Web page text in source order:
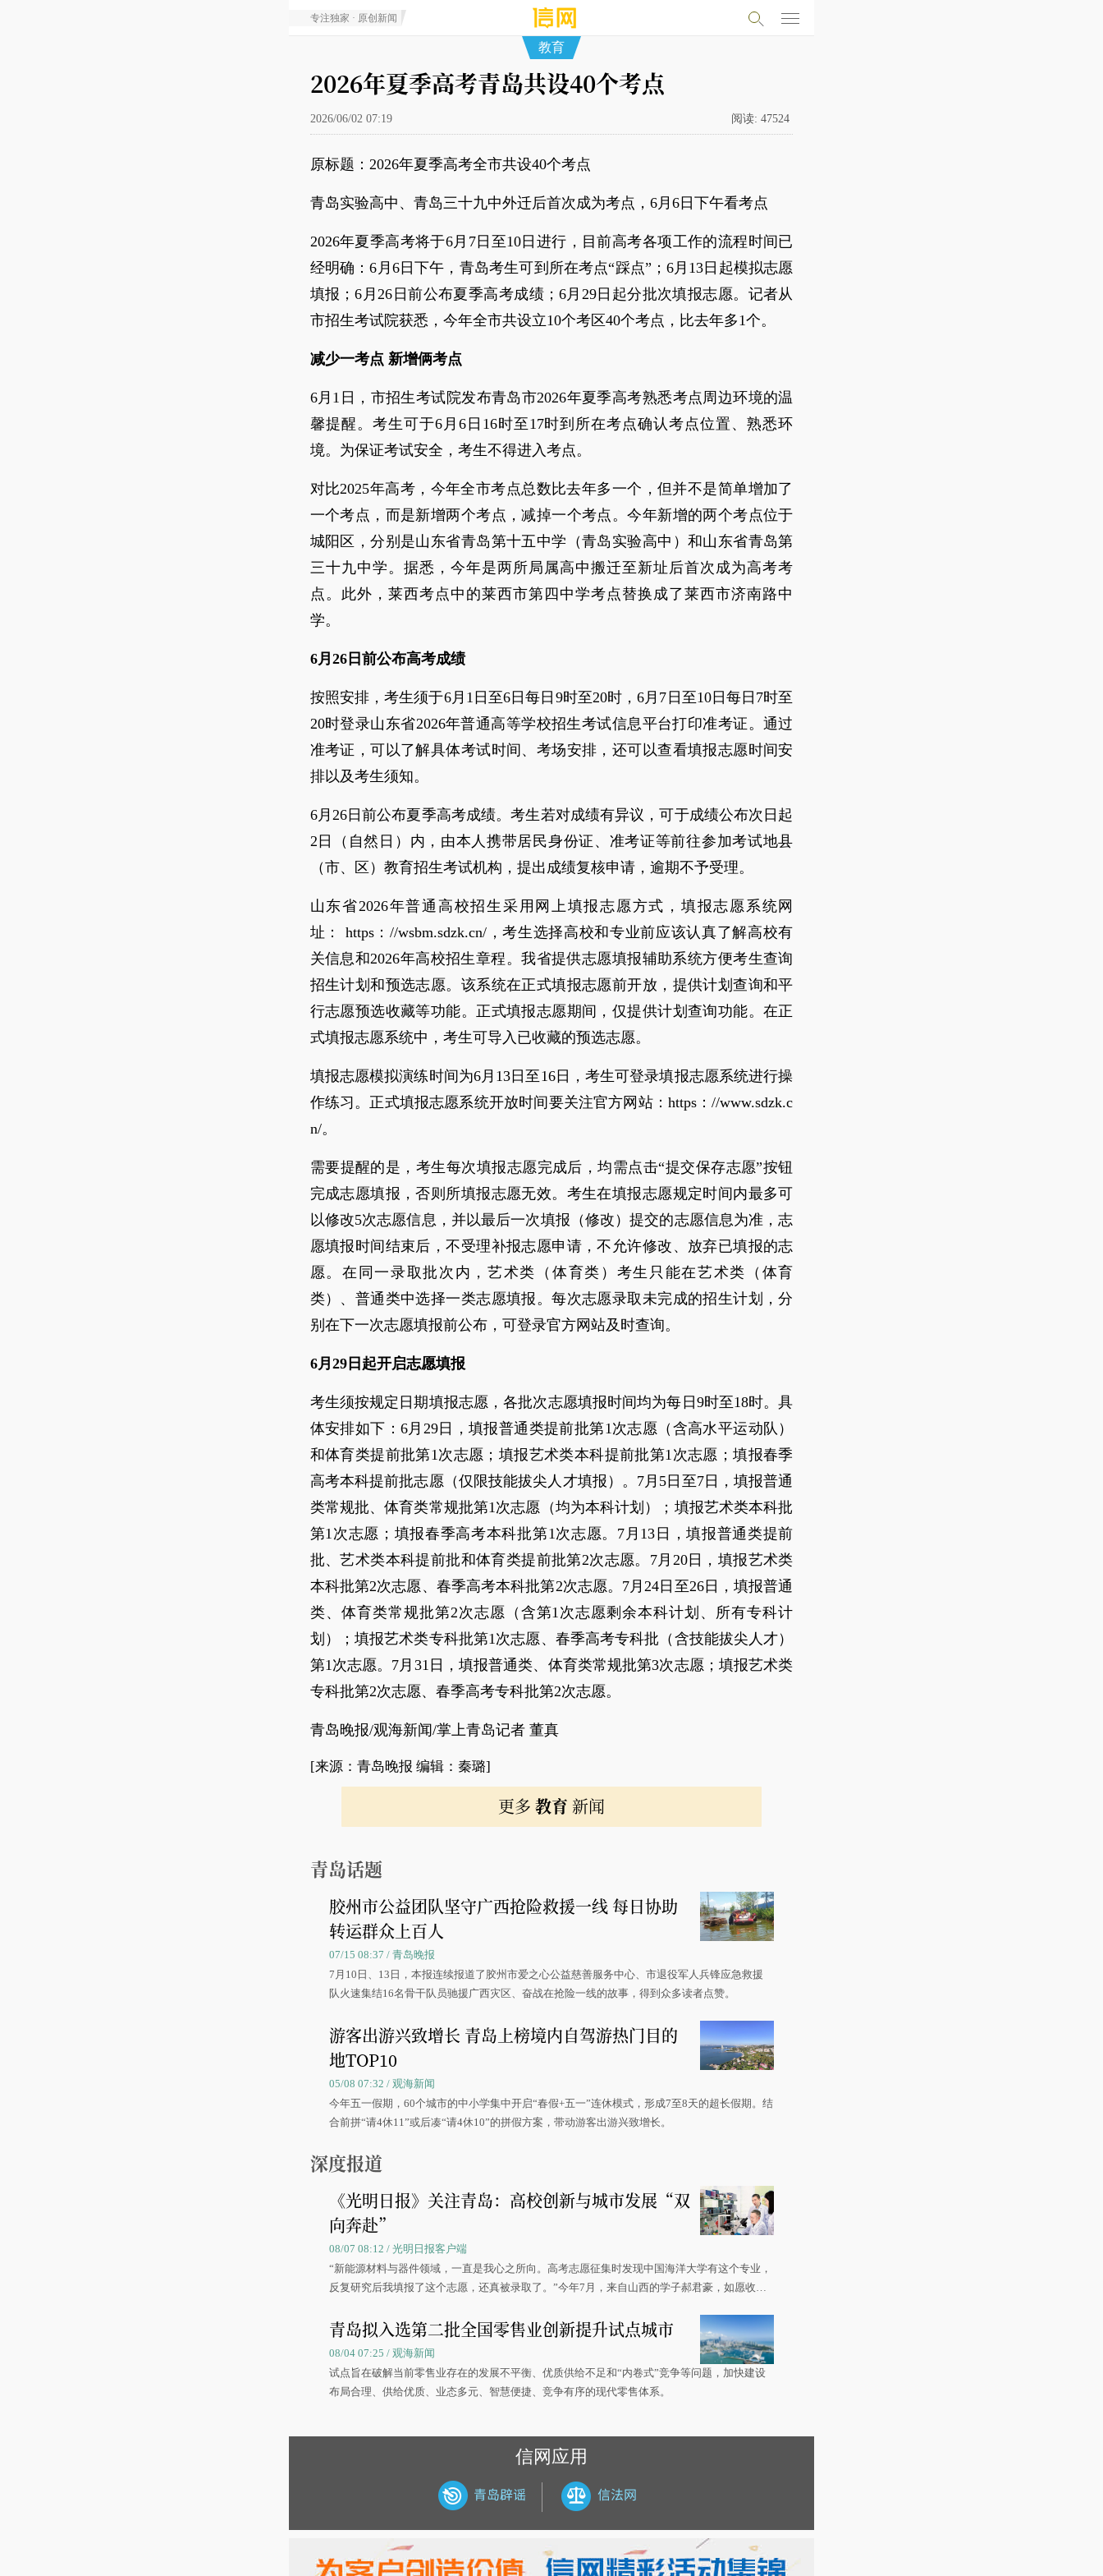
专注独家 · 原创新闻
教育
2026年夏季高考青岛共设40个考点
2026/06/02 07:19 阅读: 47524
原标题：2026年夏季高考全市共设40个考点
青岛实验高中、青岛三十九中外迁后首次成为考点，6月6日下午看考点
2026年夏季高考将于6月7日至10日进行，目前高考各项工作的流程时间已
经明确：6月6日下午，青岛考生可到所在考点“踩点”；6月13日起模拟志愿
填报；6月26日前公布夏季高考成绩；6月29日起分批次填报志愿。记者从
市招生考试院获悉，今年全市共设立10个考区40个考点，比去年多1个。
减少一考点 新增俩考点
6月1日，市招生考试院发布青岛市2026年夏季高考熟悉考点周边环境的温
馨提醒。考生可于6月6日16时至17时到所在考点确认考点位置、熟悉环
境。为保证考试安全，考生不得进入考点。
对比2025年高考，今年全市考点总数比去年多一个，但并不是简单增加了
一个考点，而是新增两个考点，减掉一个考点。今年新增的两个考点位于
城阳区，分别是山东省青岛第十五中学（青岛实验高中）和山东省青岛第
三十九中学。据悉，今年是两所局属高中搬迁至新址后首次成为高考考
点。此外，莱西考点中的莱西市第四中学考点替换成了莱西市济南路中
学。
6月26日前公布高考成绩
按照安排，考生须于6月1日至6日每日9时至20时，6月7日至10日每日7时至
20时登录山东省2026年普通高等学校招生考试信息平台打印准考证。通过
准考证，可以了解具体考试时间、考场安排，还可以查看填报志愿时间安
排以及考生须知。
6月26日前公布夏季高考成绩。考生若对成绩有异议，可于成绩公布次日起
2日（自然日）内，由本人携带居民身份证、准考证等前往参加考试地县
（市、区）教育招生考试机构，提出成绩复核申请，逾期不予受理。
山东省2026年普通高校招生采用网上填报志愿方式，填报志愿系统网
址： https：//wsbm.sdzk.cn/，考生选择高校和专业前应该认真了解高校有
关信息和2026年高校招生章程。我省提供志愿填报辅助系统方便考生查询
招生计划和预选志愿。该系统在正式填报志愿前开放，提供计划查询和平
行志愿预选收藏等功能。正式填报志愿期间，仅提供计划查询功能。在正
式填报志愿系统中，考生可导入已收藏的预选志愿。
填报志愿模拟演练时间为6月13日至16日，考生可登录填报志愿系统进行操
作练习。正式填报志愿系统开放时间要关注官方网站：https：//www.sdzk.c
n/。
需要提醒的是，考生每次填报志愿完成后，均需点击“提交保存志愿”按钮
完成志愿填报，否则所填报志愿无效。考生在填报志愿规定时间内最多可
以修改5次志愿信息，并以最后一次填报（修改）提交的志愿信息为准，志
愿填报时间结束后，不受理补报志愿申请，不允许修改、放弃已填报的志
愿。在同一录取批次内，艺术类（体育类）考生只能在艺术类（体育
类）、普通类中选择一类志愿填报。每次志愿录取未完成的招生计划，分
别在下一次志愿填报前公布，可登录官方网站及时查询。
6月29日起开启志愿填报
考生须按规定日期填报志愿，各批次志愿填报时间均为每日9时至18时。具
体安排如下：6月29日，填报普通类提前批第1次志愿（含高水平运动队）
和体育类提前批第1次志愿；填报艺术类本科提前批第1次志愿；填报春季
高考本科提前批志愿（仅限技能拔尖人才填报）。7月5日至7日，填报普通
类常规批、体育类常规批第1次志愿（均为本科计划）；填报艺术类本科批
第1次志愿；填报春季高考本科批第1次志愿。7月13日，填报普通类提前
批、艺术类本科提前批和体育类提前批第2次志愿。7月20日，填报艺术类
本科批第2次志愿、春季高考本科批第2次志愿。7月24日至26日，填报普通
类、体育类常规批第2次志愿（含第1次志愿剩余本科计划、所有专科计
划）；填报艺术类专科批第1次志愿、春季高考专科批（含技能拔尖人才）
第1次志愿。7月31日，填报普通类、体育类常规批第3次志愿；填报艺术类
专科批第2次志愿、春季高考专科批第2次志愿。
青岛晚报/观海新闻/掌上青岛记者 董真
[来源：青岛晚报 编辑：秦璐]
更多 教育 新闻
青岛话题
胶州市公益团队坚守广西抢险救援一线 每日协助
转运群众上百人
07/15 08:37 / 青岛晚报
7月10日、13日，本报连续报道了胶州市爱之心公益慈善服务中心、市退役军人兵锋应急救援
队火速集结16名骨干队员驰援广西灾区、奋战在抢险一线的故事，得到众多读者点赞。
游客出游兴致增长 青岛上榜境内自驾游热门目的
地TOP10
05/08 07:32 / 观海新闻
今年五一假期，60个城市的中小学集中开启“春假+五一”连休模式，形成7至8天的超长假期。结
合前拼“请4休11”或后凑“请4休10”的拼假方案，带动游客出游兴致增长。
深度报道
《光明日报》关注青岛：高校创新与城市发展“双
向奔赴”
08/07 08:12 / 光明日报客户端
“新能源材料与器件领域，一直是我心之所向。高考志愿征集时发现中国海洋大学有这个专业，
反复研究后我填报了这个志愿，还真被录取了。”今年7月，来自山西的学子郝君豪，如愿收到
青岛拟入选第二批全国零售业创新提升试点城市
08/04 07:25 / 观海新闻
试点旨在破解当前零售业存在的发展不平衡、优质供给不足和“内卷式”竞争等问题，加快建设
布局合理、供给优质、业态多元、智慧便捷、竞争有序的现代零售体系。
信网应用